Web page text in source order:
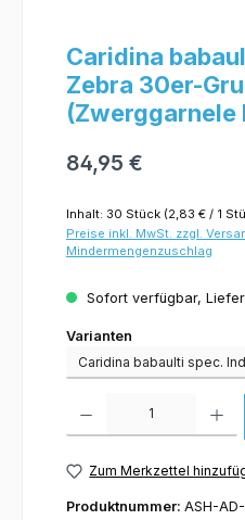
Caridina
Zebra 30er-
(Zwerggarnele
84,95 €
Inhalt: 30 Stück (2,83 € / 1
Preise inkl. MwSt. zzgl.
Mindermengenzuschlag
Sofort verfügbar,
Varianten
Varianten
Zum Merkzettel
Produktnummer: ASH-